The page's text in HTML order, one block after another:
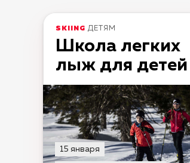
SKIING ДЕТЯМ
Школа легких
лыж для детей
15 января